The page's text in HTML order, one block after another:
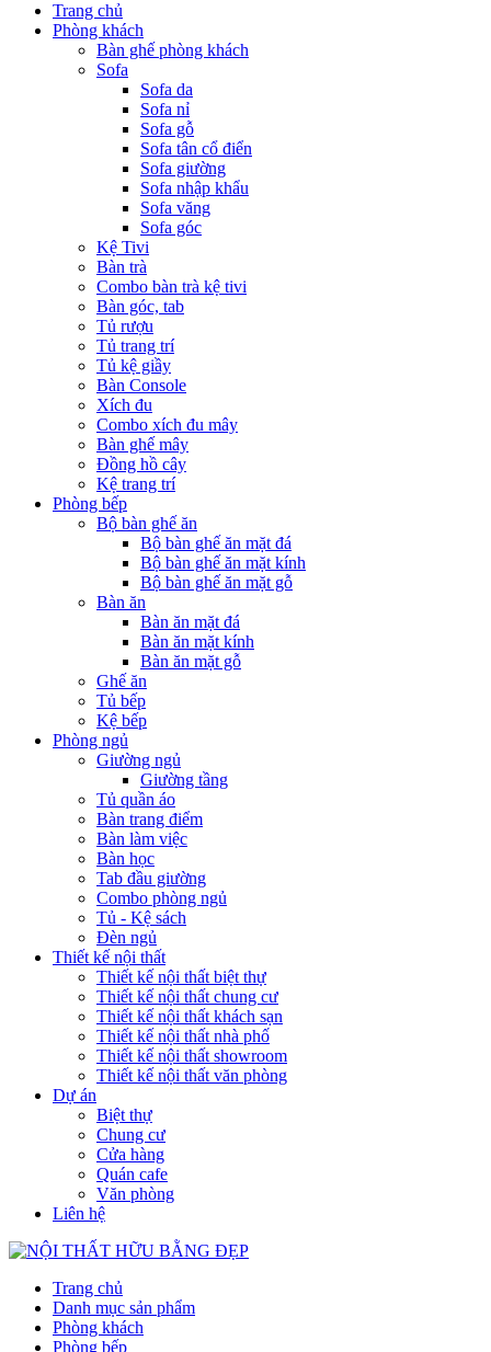
Trang chủ
Phòng khách
Bàn ghế phòng khách
Sofa
Sofa da
Sofa nỉ
Sofa gỗ
Sofa tân cổ điển
Sofa giường
Sofa nhập khẩu
Sofa văng
Sofa góc
Kệ Tivi
Bàn trà
Combo bàn trà kệ tivi
Bàn góc, tab
Tủ rượu
Tủ trang trí
Tủ kệ giầy
Bàn Console
Xích đu
Combo xích đu mây
Bàn ghế mây
Đồng hồ cây
Kệ trang trí
Phòng bếp
Bộ bàn ghế ăn
Bộ bàn ghế ăn mặt đá
Bộ bàn ghế ăn mặt kính
Bộ bàn ghế ăn mặt gỗ
Bàn ăn
Bàn ăn mặt đá
Bàn ăn mặt kính
Bàn ăn mặt gỗ
Ghế ăn
Tủ bếp
Kệ bếp
Phòng ngủ
Giường ngủ
Giường tầng
Tủ quần áo
Bàn trang điểm
Bàn làm việc
Bàn học
Tab đầu giường
Combo phòng ngủ
Tủ - Kệ sách
Đèn ngủ
Thiết kế nội thất
Thiết kế nội thất biệt thự
Thiết kế nội thất chung cư
Thiết kế nội thất khách sạn
Thiết kế nội thất nhà phố
Thiết kế nội thất showroom
Thiết kế nội thất văn phòng
Dự án
Biệt thự
Chung cư
Cửa hàng
Quán cafe
Văn phòng
Liên hệ
Trang chủ
Danh mục sản phẩm
Phòng khách
Phòng bếp